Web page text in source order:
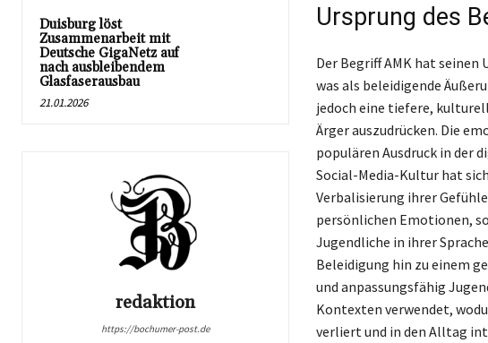
Duisburg löst
Zusammenarbeit mit
Deutsche GigaNetz auf
nach ausbleibendem
Glasfaserausbau
21.01.2026
redaktion
https://bochumer-post.de
Ursprung des
Der Begriff AMK hat seinen
was als beleidigende
jedoch eine tiefere,
Ärger auszudrücken. Die
populären Ausdruck in der
Social-Media-Kultur hat
Verbalisierung ihrer
persönlichen Emotionen,
Jugendliche in ihrer
Beleidigung hin zu einem
und anpassungsfähig
Kontexten verwendet,
verliert und in den Alltag